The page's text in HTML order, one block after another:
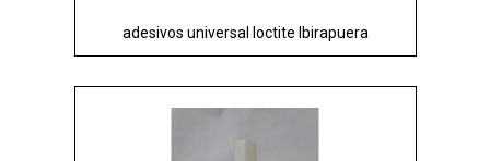
adesivos universal loctite Ibirapuera